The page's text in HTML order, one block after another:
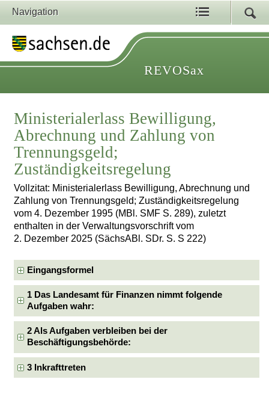
Navigation
REVOSax
Ministerialerlass Bewilligung,
Abrechnung und Zahlung von
Trennungsgeld;
Zuständigkeitsregelung
Vollzitat: Ministerialerlass Bewilligung, Abrechnung und
Zahlung von Trennungsgeld; Zuständigkeitsregelung
vom 4. Dezember 1995 (MBl. SMF S. 289), zuletzt
enthalten in der Verwaltungsvorschrift vom
2. Dezember 2025 (SächsABl. SDr. S. S 222)
Eingangsformel
1 Das Landesamt für Finanzen nimmt folgende
Aufgaben wahr:
2 Als Aufgaben verbleiben bei der
Beschäftigungsbehörde:
3 Inkrafttreten